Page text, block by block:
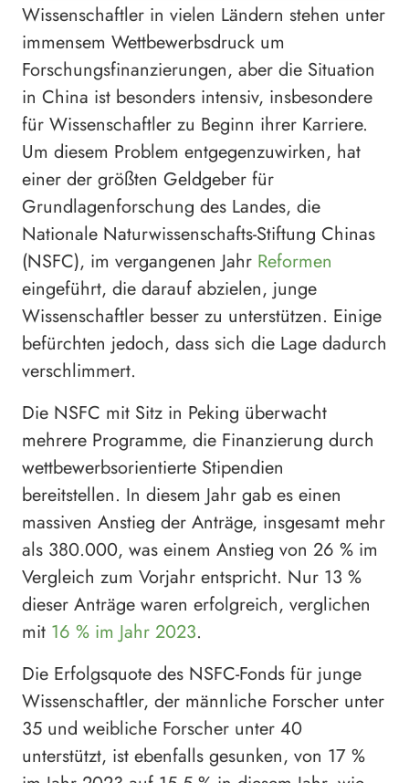
Wissenschaftler in vielen Ländern stehen unter
immensem Wettbewerbsdruck um
Forschungsfinanzierungen, aber die Situation
in China ist besonders intensiv, insbesondere
für Wissenschaftler zu Beginn ihrer Karriere.
Um diesem Problem entgegenzuwirken, hat
einer der größten Geldgeber für
Grundlagenforschung des Landes, die
Nationale Naturwissenschafts-Stiftung Chinas
(NSFC), im vergangenen Jahr Reformen
eingeführt, die darauf abzielen, junge
Wissenschaftler besser zu unterstützen. Einige
befürchten jedoch, dass sich die Lage dadurch
verschlimmert.
Die NSFC mit Sitz in Peking überwacht
mehrere Programme, die Finanzierung durch
wettbewerbsorientierte Stipendien
bereitstellen. In diesem Jahr gab es einen
massiven Anstieg der Anträge, insgesamt mehr
als 380.000, was einem Anstieg von 26 % im
Vergleich zum Vorjahr entspricht. Nur 13 %
dieser Anträge waren erfolgreich, verglichen
mit 16 % im Jahr 2023.
Die Erfolgsquote des NSFC-Fonds für junge
Wissenschaftler, der männliche Forscher unter
35 und weibliche Forscher unter 40
unterstützt, ist ebenfalls gesunken, von 17 %